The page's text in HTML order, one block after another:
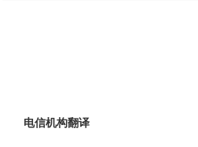
电信机构翻译